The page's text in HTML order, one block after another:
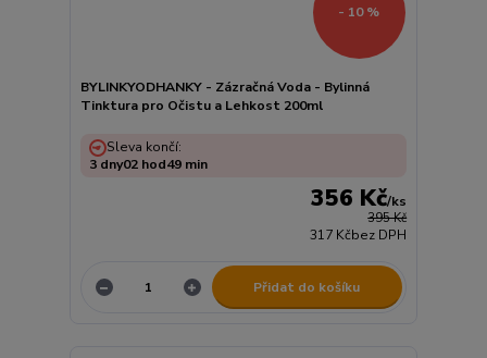
- 10 %
BYLINKYODHANKY - Zázračná Voda - Bylinná
Tinktura pro Očistu a Lehkost 200ml
395 Kč
356 Kč/ks
317 Kčbez DPH
Sleva končí:
3 dny02 hod49 min
Přidat do košíku